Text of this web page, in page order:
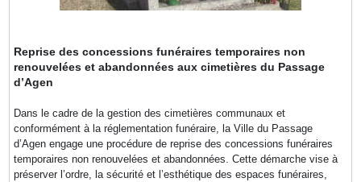
Reprise des concessions funéraires temporaires non
renouvelées et abandonnées aux cimetières du Passage
d’Agen
Dans le cadre de la gestion des cimetières communaux et
conformément à la réglementation funéraire, la Ville du Passage
d’Agen engage une procédure de reprise des concessions funéraires
temporaires non renouvelées et abandonnées. Cette démarche vise à
préserver l’ordre, la sécurité et l’esthétique des espaces funéraires,